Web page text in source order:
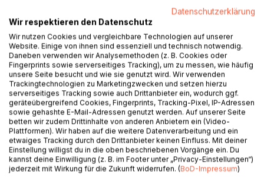
BESCHREIBUNG
Die Bibel hat uns so Vieles zu sagen, und doch verstehen
wir sie oft nicht. Sie spricht in Ritualen und Lebenswelten,
die uns fremd erscheinen, und von einem Alltag, der
scheinbar wenig mit unserem eigenen zu tun hat. Ihre
Datenschutzerklärung
Wir respektieren den Datenschutz
Wir nutzen Cookies und vergleichbare Technologien auf unserer
Website. Einige von ihnen sind essenziell und technisch notwendig.
Daneben verwenden wir Analysemethoden (z. B. Cookies oder
Fingerprints sowie serverseitiges Tracking), um zu messen, wie häufig
unsere Seite besucht und wie sie genutzt wird. Wir verwenden
Trackingtechnologien zu Marketingzwecken und setzen hierzu
serverseitiges Tracking sowie auch Drittanbieter ein, wodurch ggf.
geräteübergreifend Cookies, Fingerprints, Tracking-Pixel, IP-Adressen
sowie gehashte E-Mail-Adressen genutzt werden. Auf unserer Seite
betten wir zudem Drittinhalte von anderen Anbietern ein (Video-
Plattformen). Wir haben auf die weitere Datenverarbeitung und ein
etwaiges Tracking durch den Drittanbieter keinen Einfluss. Mit deiner
Einstellung willigst du in die oben beschriebenen Vorgänge ein. Du
kannst deine Einwilligung (z. B. im Footer unter „Privacy-Einstellungen“)
jederzeit mit Wirkung für die Zukunft widerrufen. (BoD-Impressum)